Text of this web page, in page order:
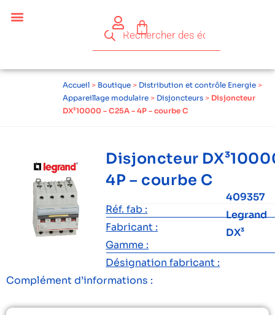
Accueil > Boutique > Distribution et contrôle Energie >
Appareillage modulaire > Disjoncteurs > Disjoncteur
DX³10000 – C25A – 4P – courbe C
Disjoncteur
4P – courbe C
Réf. fab :
409357
Fabricant :
Legrand
Gamme :
DX³
Désignation fabricant :
Complément d’informations :